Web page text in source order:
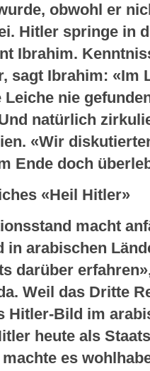
obwohl er
Hitler springe in
Ibrahim.
sagt Ibrahim: «Im
nie
natürlich
«Wir
Ende doch
«Heil Hitler»
macht
in arabischen
darüber
Weil das Dritte
Hitler-Bild im
heute als
es